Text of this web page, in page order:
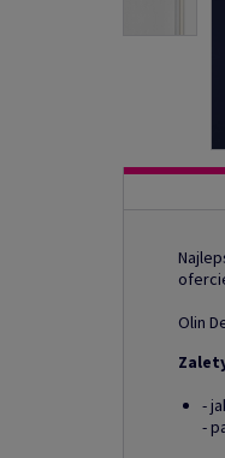
Olin
-
-